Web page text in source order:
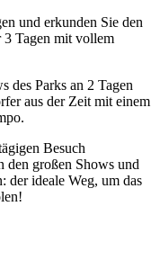
und erkunden Sie den
3 Tagen mit vollem
des Parks an 2 Tagen
aus der Zeit mit einem
Besuch
den großen Shows und
der ideale Weg, um das